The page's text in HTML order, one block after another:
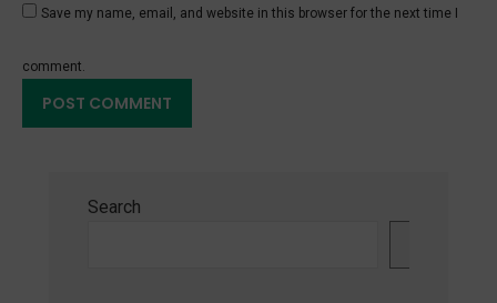
Save my name, email, and website in this browser for the next time I
comment.
Search